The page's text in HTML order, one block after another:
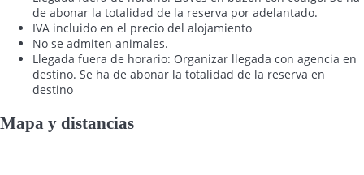
de abonar la totalidad de la reserva por adelantado.
IVA incluido en el precio del alojamiento
No se admiten animales.
Llegada fuera de horario: Organizar llegada con agencia en
destino. Se ha de abonar la totalidad de la reserva en
destino
Mapa y distancias